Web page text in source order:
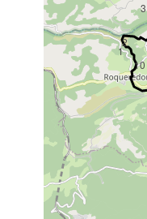
1
2
3
10